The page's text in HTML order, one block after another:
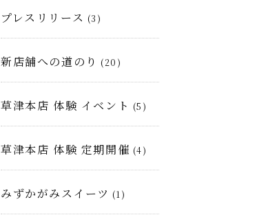
プレスリリース (3)
新店舗への道のり (20)
草津本店 体験 イベント (5)
草津本店 体験 定期開催 (4)
みずかがみスイーツ (1)